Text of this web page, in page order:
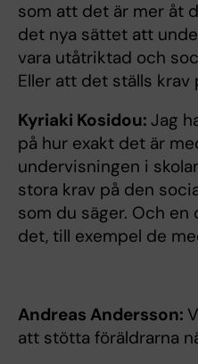
som att det är mer åt
det nya sättet att
vara utåtriktad och
Eller att det ställs krav
Kyriaki Kosidou: Jag
på hur exakt det är
undervisningen i
stora krav på den
som du säger. Och
det, till exempel de
Andreas Andersson:
att stötta föräldrarna